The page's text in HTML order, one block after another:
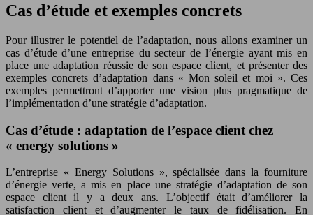
Cas d’étude et exemples concrets
Pour illustrer le potentiel de l’adaptation, nous allons examiner un
cas d’étude d’une entreprise du secteur de l’énergie ayant mis en
place une adaptation réussie de son espace client, et présenter des
exemples concrets d’adaptation dans « Mon soleil et moi ». Ces
exemples permettront d’apporter une vision plus pragmatique de
l’implémentation d’une stratégie d’adaptation.
Cas d’étude : adaptation de l’espace client chez
« energy solutions »
L’entreprise « Energy Solutions », spécialisée dans la fourniture
d’énergie verte, a mis en place une stratégie d’adaptation de son
espace client il y a deux ans. L’objectif était d’améliorer la
satisfaction client et d’augmenter le taux de fidélisation. En